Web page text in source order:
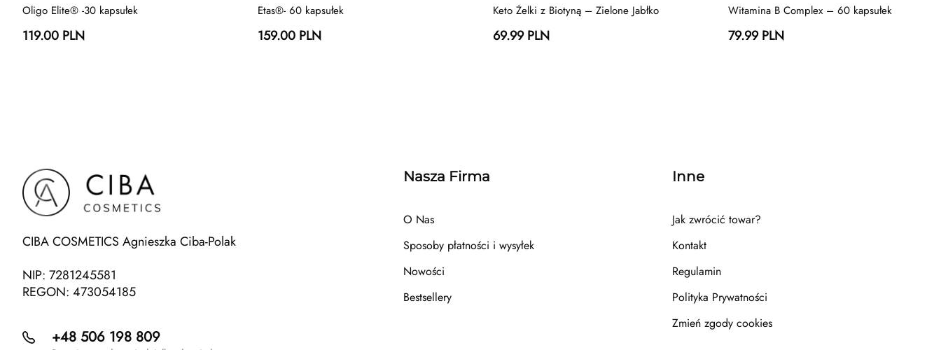
Oligo Elite® -30 kapsułek
119.00 PLN
Etas®- 60 kapsułek
159.00 PLN
Keto Żelki z Biotyną – Zielone Jabłko
69.99 PLN
Witamina B Complex – 60 kapsułek
79.99 PLN
CIBA COSMETICS Agnieszka Ciba-Polak
NIP: 7281245581
REGON: 473054185
+48 506 198 809
Nasza Firma
O Nas
Sposoby płatności i wysyłek
Nowości
Bestsellery
Inne
Jak zwrócić towar?
Kontakt
Regulamin
Polityka Prywatności
Zmień zgody cookies